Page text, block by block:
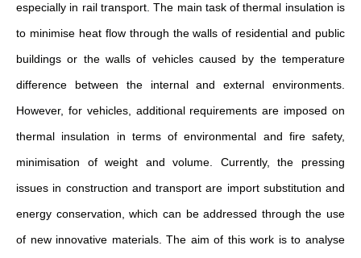
especially in rail transport. The main task of thermal insulation is
to minimise heat flow through the walls of residential and public
buildings or the walls of vehicles caused by the temperature
difference between the internal and external environments.
However, for vehicles, additional requirements are imposed on
thermal insulation in terms of environmental and fire safety,
minimisation of weight and volume. Currently, the pressing
issues in construction and transport are import substitution and
energy conservation, which can be addressed through the use
of new innovative materials. The aim of this work is to analyse